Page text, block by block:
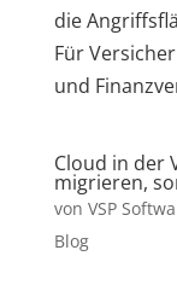
die
Für
und
Cloud in der
migrieren,
von VSP
Blog